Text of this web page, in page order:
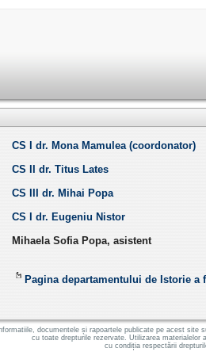
CS I dr. Mona Mamulea (coordonator)
CS II dr. Titus Lates
CS III dr. Mihai Popa
CS I dr. Eugeniu Nistor
Mihaela Sofia Popa, asistent
Pagina departamentului de Istorie a
documentele și rapoartele publicate pe acest site
cu toate drepturile rezervate. Utilizarea
cu condiția respectării